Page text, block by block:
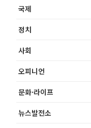
국제
정치
사회
오피니언
문화·라이프
뉴스발전소